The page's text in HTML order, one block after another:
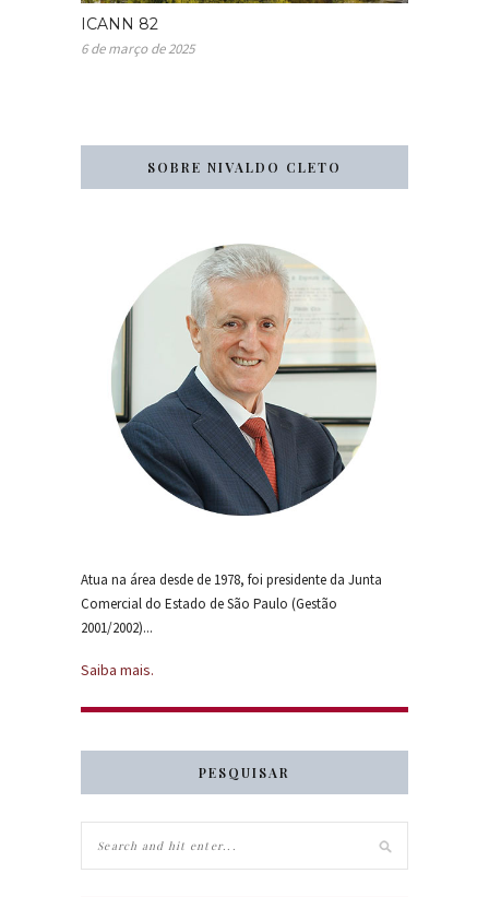
ICANN 82
6 de março de 2025
SOBRE NIVALDO CLETO
Atua na área desde de 1978, foi presidente da Junta
Comercial do Estado de São Paulo (Gestão
2001/2002)...
Saiba mais.
PESQUISAR